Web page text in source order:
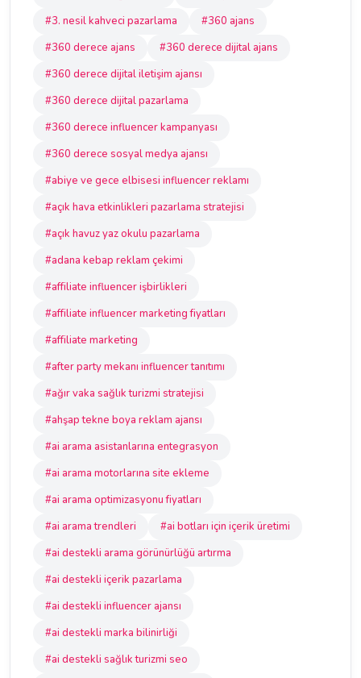
#3. nesil kahveci pazarlama
#360 ajans
#360 derece ajans
#360 derece dijital ajans
#360 derece dijital iletişim ajansı
#360 derece dijital pazarlama
#360 derece influencer kampanyası
#360 derece sosyal medya ajansı
#abiye ve gece elbisesi influencer reklamı
#açık hava etkinlikleri pazarlama stratejisi
#açık havuz yaz okulu pazarlama
#adana kebap reklam çekimi
#affiliate influencer işbirlikleri
#affiliate influencer marketing fiyatları
#affiliate marketing
#after party mekanı influencer tanıtımı
#ağır vaka sağlık turizmi stratejisi
#ahşap tekne boya reklam ajansı
#ai arama asistanlarına entegrasyon
#ai arama motorlarına site ekleme
#ai arama optimizasyonu fiyatları
#ai arama trendleri
#ai botları için içerik üretimi
#ai destekli arama görünürlüğü artırma
#ai destekli içerik pazarlama
#ai destekli influencer ajansı
#ai destekli marka bilinirliği
#ai destekli sağlık turizmi seo